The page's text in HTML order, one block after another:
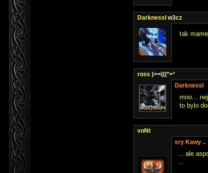
DarknessI w3cz
tak
ross }><(((*>°
DarknessI
mno...
to bylo
voNt
sry Kawy ..
.. ale
..